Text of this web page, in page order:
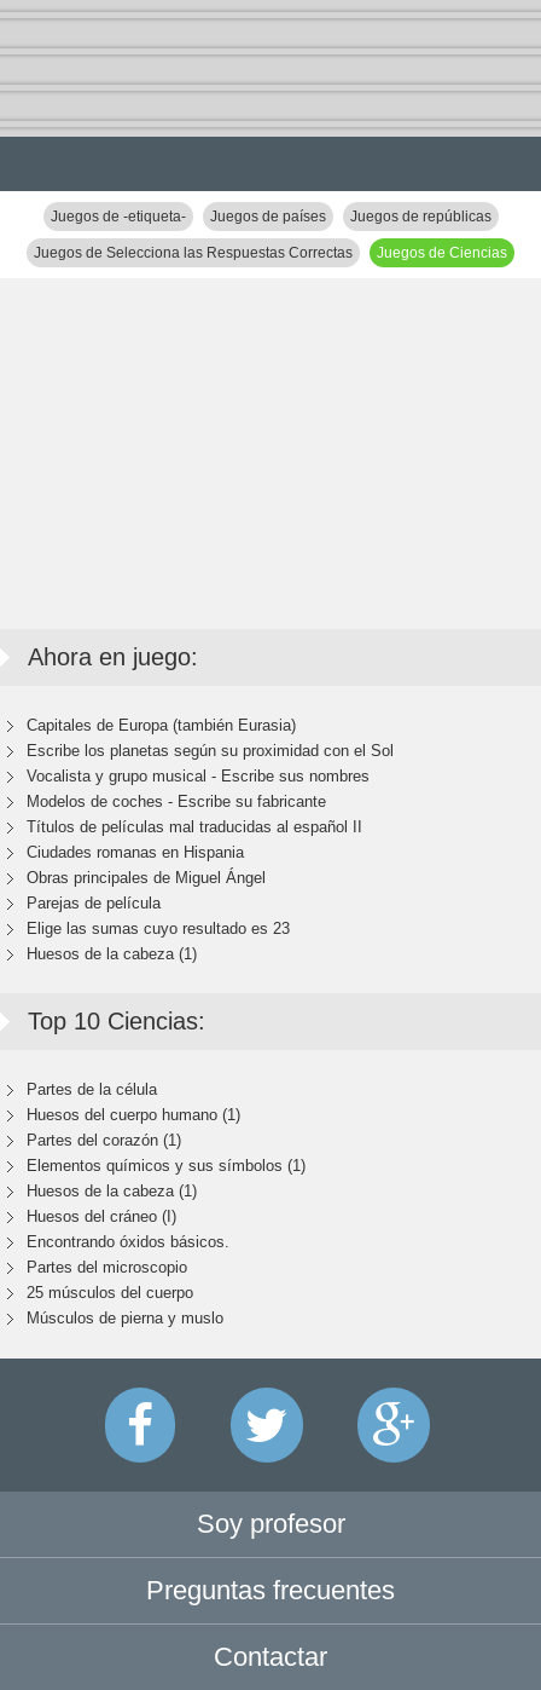
Juegos de -etiqueta- Juegos de países Juegos de repúblicas
Juegos de Selecciona las Respuestas Correctas Juegos de Ciencias
Ahora en juego:
Capitales de Europa (también Eurasia)
Escribe los planetas según su proximidad con el Sol
Vocalista y grupo musical - Escribe sus nombres
Modelos de coches - Escribe su fabricante
Títulos de películas mal traducidas al español II
Ciudades romanas en Hispania
Obras principales de Miguel Ángel
Parejas de película
Elige las sumas cuyo resultado es 23
Huesos de la cabeza (1)
Top 10 Ciencias:
Partes de la célula
Huesos del cuerpo humano (1)
Partes del corazón (1)
Elementos químicos y sus símbolos (1)
Huesos de la cabeza (1)
Huesos del cráneo (I)
Encontrando óxidos básicos.
Partes del microscopio
25 músculos del cuerpo
Músculos de pierna y muslo
Soy profesor
Preguntas frecuentes
Contactar